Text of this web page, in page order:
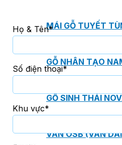
MÁI GỖ TUYẾT
GỖ NHÂN TẠO
GỖ SINH THÁI
VÁN OSB (VÁN
Họ & Tên*
Số điện thoại*
Khu vực*